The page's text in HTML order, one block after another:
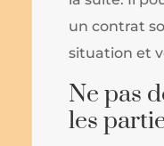
un contrat
situation et
Ne pas
les